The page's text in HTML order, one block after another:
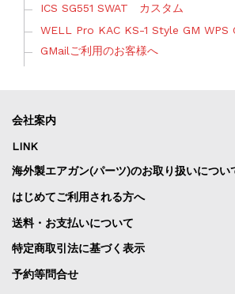
ICS SG551 SWAT カスタム
WELL Pro KAC KS-1 Style GM WPS
GMailご利用のお客様へ
会社案内
LINK
海外製エアガン(パーツ)のお取り扱いについ
はじめてご利用される方へ
送料・お支払いについて
特定商取引法に基づく表示
予約等問合せ